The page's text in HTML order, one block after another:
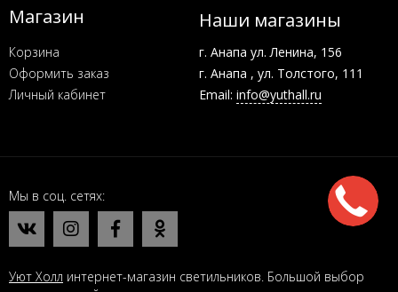
Магазин
Корзина
Оформить заказ
Личный кабинет
Наши магазины
г. Анапа ул. Ленина, 156
г. Анапа , ул. Толстого, 111
Email: info@yuthall.ru
Мы в соц. сетях
Уют Холл интернет-магазин светильников. Большой выбор